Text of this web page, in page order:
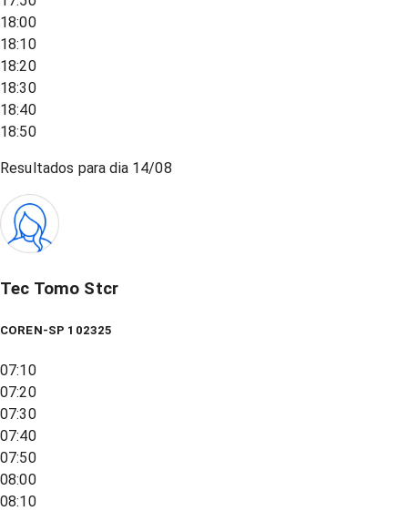
18:00
18:10
18:20
18:30
18:40
18:50
Resultados para dia 14/08
Tec Tomo Stcr
COREN-SP 102325
07:10
07:20
07:30
07:40
07:50
08:00
08:10